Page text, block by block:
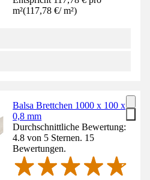
m²(117,78 €/ m²)
Balsa Brettchen 1000 x 100 x
0,8 mm
Durchschnittliche Bewertung:
4.8 von 5 Sternen. 15
Bewertungen.